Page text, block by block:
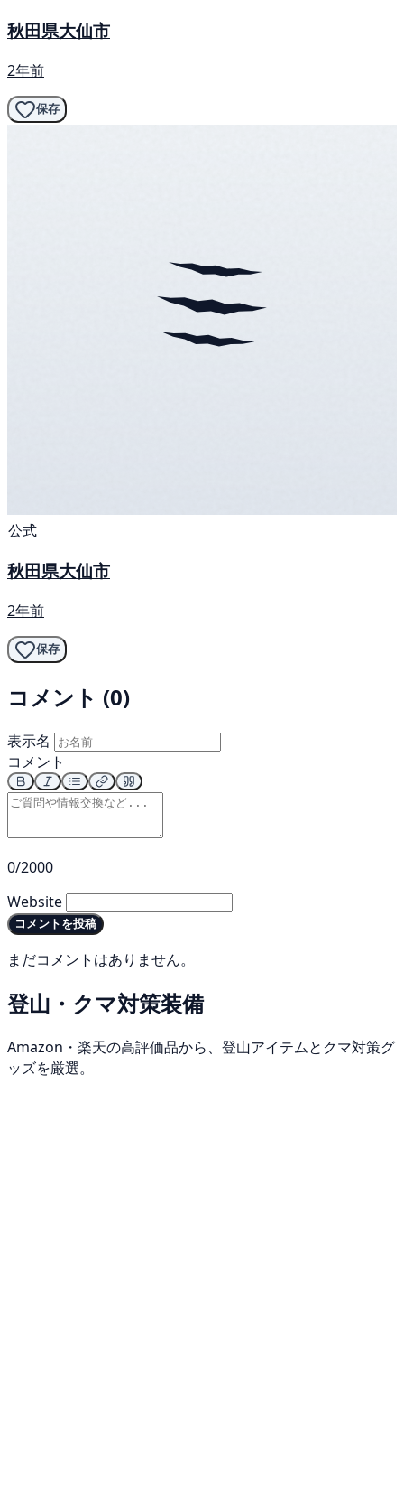
秋田県大仙市
2年前
保存
公式
秋田県大仙市
2年前
保存
コメント (0)
表示名
コメント
0/2000
Website
コメントを投稿
まだコメントはありません。
登山・クマ対策装備
Amazon・楽天の高評価品から、登山アイテムとクマ対策グ
ッズを厳選。